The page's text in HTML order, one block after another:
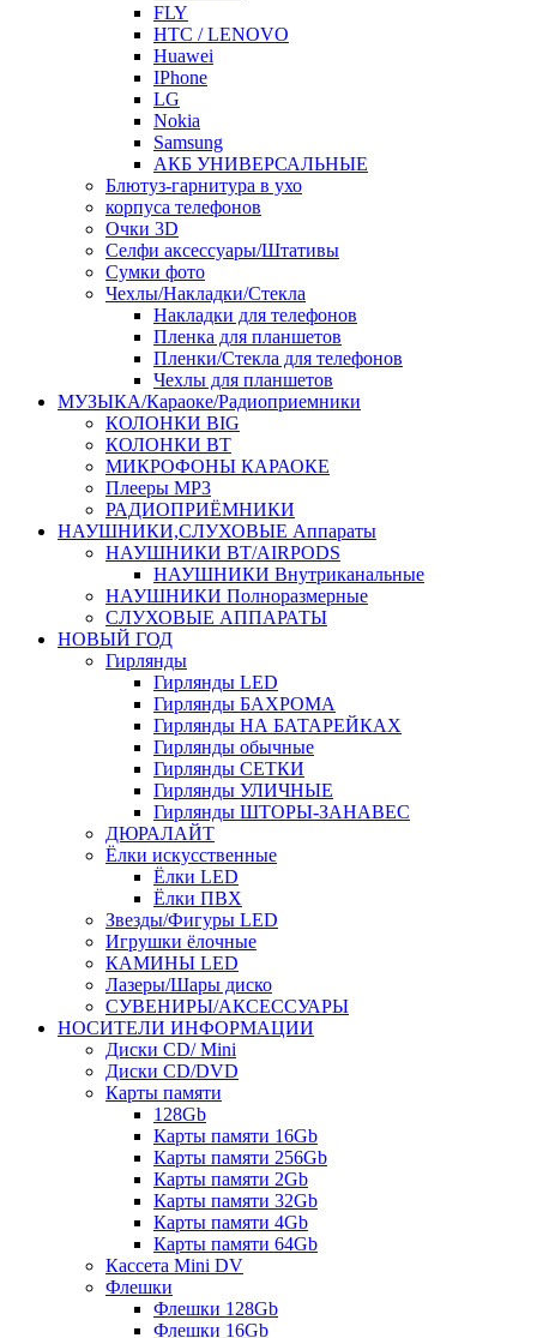
FLY
HTC / LENOVO
Huawei
IPhone
LG
Nokia
Samsung
АКБ УНИВЕРСАЛЬНЫЕ
Блютуз-гарнитура в ухо
корпуса телефонов
Очки 3D
Селфи аксессуары/Штативы
Сумки фото
Чехлы/Накладки/Стекла
Накладки для телефонов
Пленка для планшетов
Пленки/Стекла для телефонов
Чехлы для планшетов
МУЗЫКА/Караоке/Радиоприемники
КОЛОНКИ BIG
КОЛОНКИ BT
МИКРОФОНЫ КАРАОКЕ
Плееры MP3
РАДИОПРИЁМНИКИ
НАУШНИКИ,СЛУХОВЫЕ Аппараты
НАУШНИКИ BT/AIRPODS
НАУШНИКИ Внутриканальные
НАУШНИКИ Полноразмерные
СЛУХОВЫЕ АППАРАТЫ
НОВЫЙ ГОД
Гирлянды
Гирлянды LED
Гирлянды БАХРОМА
Гирлянды НА БАТАРЕЙКАХ
Гирлянды обычные
Гирлянды СЕТКИ
Гирлянды УЛИЧНЫЕ
Гирлянды ШТОРЫ-ЗАНАВЕС
ДЮРАЛАЙТ
Ёлки искусственные
Ёлки LED
Ёлки ПВХ
Звезды/Фигуры LED
Игрушки ёлочные
КАМИНЫ LED
Лазеры/Шары диско
СУВЕНИРЫ/АКСЕССУАРЫ
НОСИТЕЛИ ИНФОРМАЦИИ
Диски CD/ Mini
Диски CD/DVD
Карты памяти
128Gb
Карты памяти 16Gb
Карты памяти 256Gb
Карты памяти 2Gb
Карты памяти 32Gb
Карты памяти 4Gb
Карты памяти 64Gb
Кассета Mini DV
Флешки
Флешки 128Gb
Флешки 16Gb